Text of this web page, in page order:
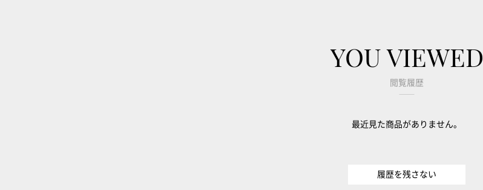
YOU VIEWED
閲覧履歴
最近見た商品がありません。
履歴を残さない